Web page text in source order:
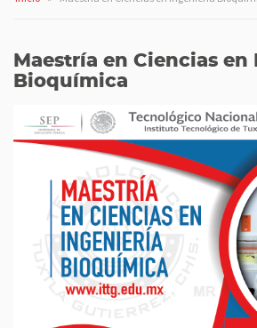
Maestría en Ciencias
Bioquímica